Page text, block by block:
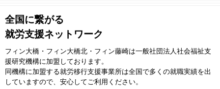
全国に繋がる
就労支援ネットワーク
フィン大橋・フィン大橋北・フィン藤崎は一般社団法⼈社会福祉⽀
援研究機構に加盟しております。
同機構に加盟する就労移⾏⽀援事業所は全国で多くの就職実績を出
していますので、安⼼してご利⽤ください。